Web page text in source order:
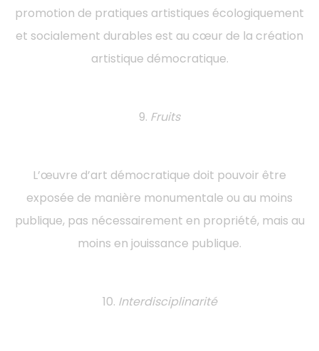
promotion de pratiques artistiques écologiquement
et socialement durables est au cœur de la création
artistique démocratique.
9. Fruits
L’œuvre d’art démocratique doit pouvoir être
exposée de manière monumentale ou au moins
publique, pas nécessairement en propriété, mais au
moins en jouissance publique.
10. Interdisciplinarité